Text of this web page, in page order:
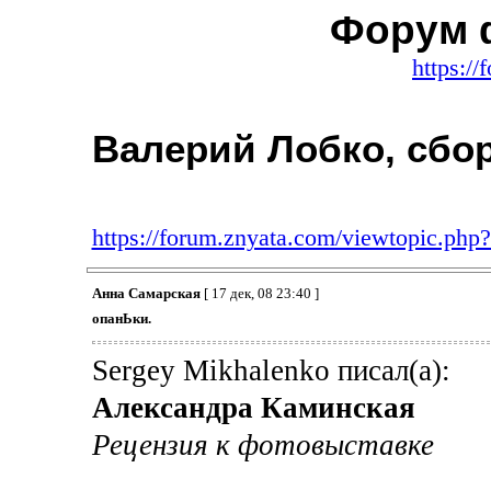
Форум
https://
Валерий Лобко,
https://forum.znyata.com/
Анна Самарская[ 17 дек, 08 23:40 ]
опанЬки.
Sergey Mikhalenko писал(а):
Александра Каминская
Рецензия к фотовыставке